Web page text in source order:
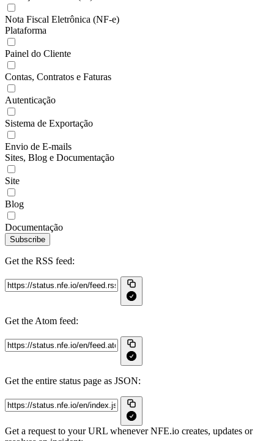
Nota Fiscal Eletrônica (NF-e)
Plataforma
Painel do Cliente
Contas, Contratos e Faturas
Autenticação
Sistema de Exportação
Envio de E-mails
Sites, Blog e Documentação
Site
Blog
Documentação
Subscribe
Get the RSS feed:
Get the Atom feed:
Get the entire status page as JSON:
Get a request to your URL whenever NFE.io creates, updates or